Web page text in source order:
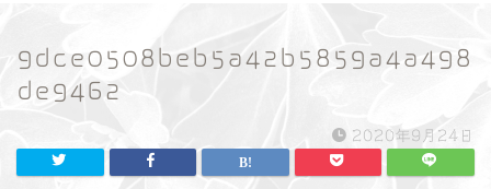
9dce0508beb5a42b5859a4a498
de9462
2020年9月24日